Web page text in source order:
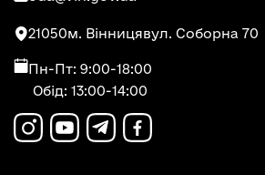
21050м. Вінницявул. Соборна 70
Пн-Пт: 9:00-18:00
Обід: 13:00-14:00